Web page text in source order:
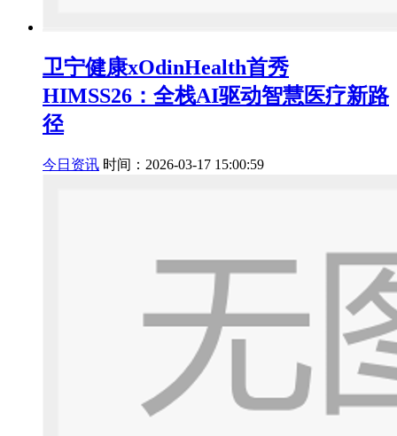
卫宁健康xOdinHealth首秀
HIMSS26：全栈AI驱动智慧医疗新路
径
今日资讯 时间：2026-03-17 15:00:59